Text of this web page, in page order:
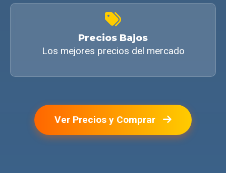
Precios Bajos
Los mejores precios del mercado
Ver Precios y Comprar